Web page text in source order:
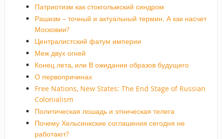
Патриотизм как стокгольмский синдром
Рашизм – точный и актуальный термин. А как насчет
Московии?
Централистский фатум империи
Меж двух огней
Конец лета, или В ожидании образов будущего
О первопричинах
Free Nations, New States: The End Stage of Russian
Colonialism
Политическая лошадь и этническая телега
Почему Хельсинкские соглашения сегодня не
работают?